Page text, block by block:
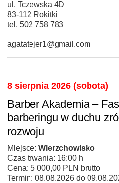
ul. Tczewska 4D
83-112 Rokitki
tel. 502 758 783
agatatejer1@gmail.com
8 sierpnia 2026 (sobota)
Barber Akademia –
barberingu w duchu
rozwoju
Miejsce: Wierzchowisko
Czas trwania: 16:00 h
Cena: 5 000,00 PLN brutto
Termin: 08.08.2026 do